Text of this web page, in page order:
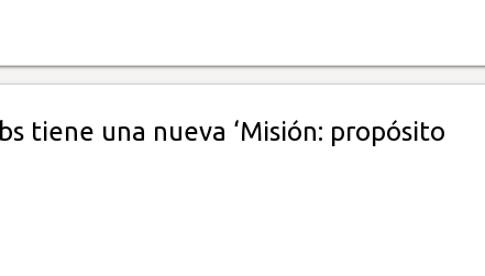
tiene una nueva ‘Misión: propósito